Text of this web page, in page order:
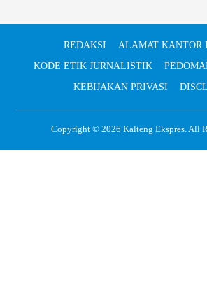
REDAKSI
ALAMAT KANTOR
KODE ETIK JURNALISTIK
KEBIJAKAN PRIVASI
Copyright © 2026 Kalteng Ekspres. All